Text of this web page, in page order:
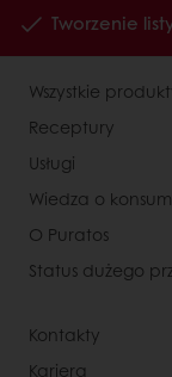
Tworzenie
Wszystkie
Receptury
Usługi
Wiedza o
O Puratos
Status dużego
Kontakty
Kariera